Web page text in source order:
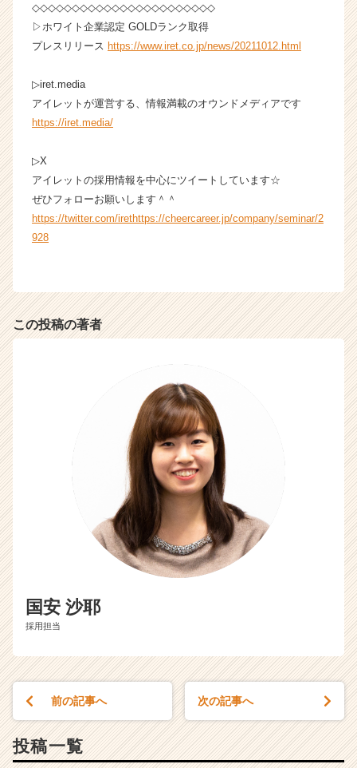
◇◇◇◇◇◇◇◇◇◇◇◇◇◇◇◇◇◇◇◇◇◇◇
▷ホワイト企業認定 GOLDランク取得
プレスリリース https://www.iret.co.jp/news/20211012.html
▷iret.media
アイレットが運営する、情報満載のオウンドメディアです
https://iret.media/
▷X
アイレットの採用情報を中心にツイートしています☆
ぜひフォローお願いします＾＾
https://twitter.com/irethttps://cheercareer.jp/company/seminar/2
928
この投稿の著者
国安 沙耶
採用担当
前の記事へ 次の記事へ
投稿一覧